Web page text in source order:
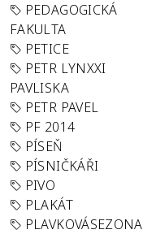
PEDAGOGICKÁ
FAKULTA
PETICE
PETR LYNXXI
PAVLISKA
PETR PAVEL
PF 2014
PÍSEŇ
PÍSNIČKÁŘI
PIVO
PLAKÁT
PLAVKOVÁSEZONA